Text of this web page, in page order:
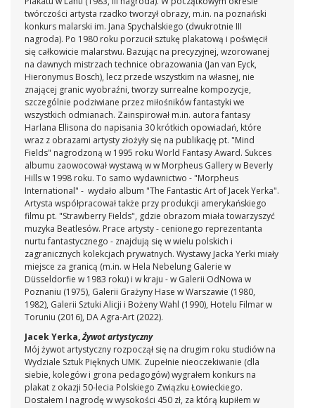
twórczości artysta rzadko tworzył obrazy, m.in. na poznański
konkurs malarski im. Jana Spychalskiego (dwukrotnie III
nagroda). Po 1980 roku porzucił sztukę plakatową i poświęcił
się całkowicie malarstwu. Bazując na precyzyjnej, wzorowanej
na dawnych mistrzach technice obrazowania (Jan van Eyck,
Hieronymus Bosch), lecz przede wszystkim na własnej, nie
znającej granic wyobraźni, tworzy surrealne kompozycje,
szczególnie podziwiane przez miłośników fantastyki we
wszystkich odmianach. Zainspirował m.in. autora fantasy
Harlana Ellisona do napisania 30 krótkich opowiadań, które
wraz z obrazami artysty złożyły się na publikację pt. "Mind
Fields" nagrodzoną w 1995 roku World Fantasy Award. Sukces
albumu zaowocował wystawą w w Morpheus Gallery w Beverly
Hills w 1998 roku. To samo wydawnictwo - "Morpheus
International" - wydało album "The Fantastic Art of Jacek Yerka".
Artysta współpracował także przy produkcji amerykańskiego
filmu pt. "Strawberry Fields", gdzie obrazom miała towarzyszyć
muzyka Beatlesów. Prace artysty - cenionego reprezentanta
nurtu fantastycznego - znajdują się w wielu polskich i
zagranicznych kolekcjach prywatnych. Wystawy Jacka Yerki miały
miejsce za granicą (m.in. w Hela Nebelung Galerie w
Düsseldorfie w 1983 roku) i w kraju - w Galerii OdNowa w
Poznaniu (1975), Galerii Grażyny Hase w Warszawie (1980,
1982), Galerii Sztuki Alicji i Bożeny Wahl (1990), Hotelu Filmar w
Toruniu (2016), DA Agra-Art (2022).
Jacek Yerka,Żywot artystyczny
Mój żywot artystyczny rozpoczął się na drugim roku studiów na
Wydziale Sztuk Pięknych UMK. Zupełnie nieoczekiwanie (dla
siebie, kolegów i grona pedagogów) wygrałem konkurs na
plakat z okazji 50-lecia Polskiego Związku Łowieckiego.
Dostałem I nagrodę w wysokości 450 zł, za którą kupiłem w